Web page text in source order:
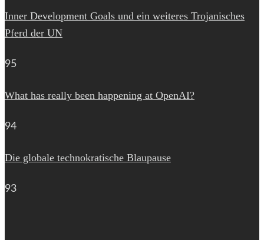
Inner Development Goals und ein weiteres Trojanisches
Pferd der UN
95
What has really been happening at OpenAI?
94
Die globale technokratische Blaupause
93